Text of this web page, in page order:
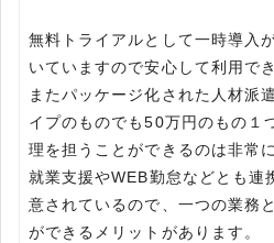
無料トライアルとして一時導入
いていますので安心して利用で
またパッケージ化された人材派
イプのものでも50万円のもの１
理を担うことができるのは非常
就業支援やWEB勤怠などとも連
意されているので、一つの業務